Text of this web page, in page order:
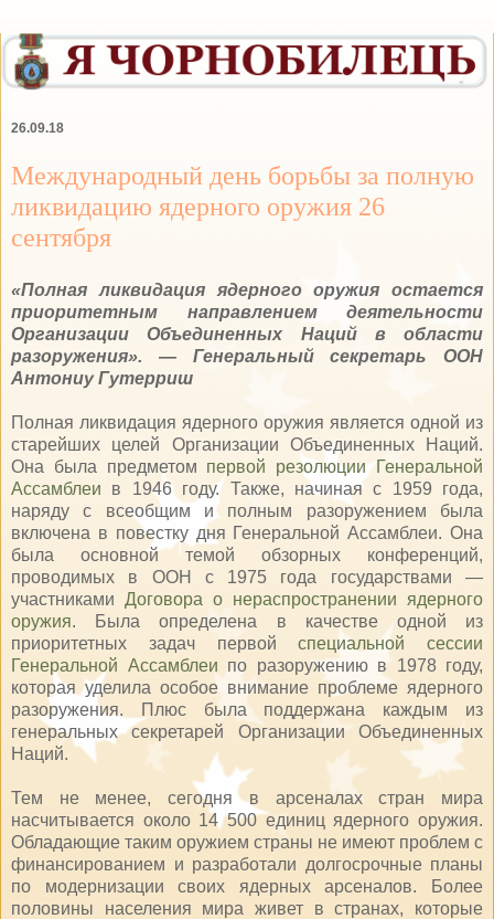
26.09.18
Международный день борьбы за полную
ликвидацию ядерного оружия 26
сентября
«Полная ликвидация ядерного оружия остается
приоритетным направлением деятельности
Организации Объединенных Наций в области
разоружения». — Генеральный секретарь ООН
Антониу Гутерриш
Полная ликвидация ядерного оружия является одной из
старейших целей Организации Объединенных Наций.
Она была предметом первой резолюции Генеральной
Ассамблеи в 1946 году. Также, начиная с 1959 года,
наряду с всеобщим и полным разоружением была
включена в повестку дня Генеральной Ассамблеи. Она
была основной темой обзорных конференций,
проводимых в ООН с 1975 года государствами —
участниками Договора о нераспространении ядерного
оружия. Была определена в качестве одной из
приоритетных задач первойспециальной сессии
Генеральной Ассамблеи по разоружению в 1978 году,
которая уделила особое внимание проблеме ядерного
разоружения. Плюс была поддержана каждым из
генеральных секретарей Организации Объединенных
Наций.
Тем не менее, сегодня в арсеналах стран мира
насчитывается около 14 500 единиц ядерного оружия.
Обладающие таким оружием страны не имеют проблем с
финансированием и разработали долгосрочные планы
по модернизации своих ядерных арсеналов. Более
половины населения мира живет в странах, которые